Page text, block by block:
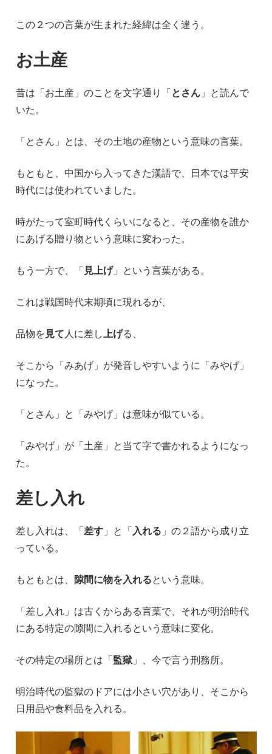
この２つの言葉が生まれた経緯は全く違う。
お土産
昔は「お土産」のことを文字通り「とさん」と読んで
いた。
「とさん」とは、その土地の産物という意味の言葉。
もともと、中国から入ってきた漢語で、日本では平安
時代には使われていました。
時がたって室町時代くらいになると、その産物を誰か
にあげる贈り物という意味に変わった。
もう一方で、「見上げ」という言葉がある。
これは戦国時代末期頃に現れるが、
品物を見て人に差し上げる、
そこから「みあげ」が発音しやすいように「みやげ」
になった。
「とさん」と「みやげ」は意味が似ている。
「みやげ」が「土産」と当て字で書かれるようになっ
た。
差し入れ
差し入れは、「差す」と「入れる 」の２語から成り立
っている。
もともとは、 隙間に物を入れるという意味。
「差し入れ」は古くからある言葉で、それが明治時代
にある特定の隙間に入れるという意味に変化。
その特定の場所とは「監獄」、今で言う刑務所。
明治時代の監獄のドアには小さい穴があり、そこから
日用品や食料品を入れる。